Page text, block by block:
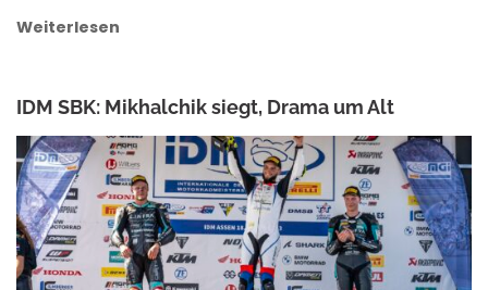
Weiterlesen
IDM SBK: Mikhalchik siegt, Drama um Alt
ANKE WIECZOREK